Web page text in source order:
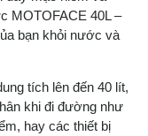
MOTOFACE 40L –
bạn khỏi nước và
tích lên đến 40 lít,
khi đi đường như
hay các thiết bị